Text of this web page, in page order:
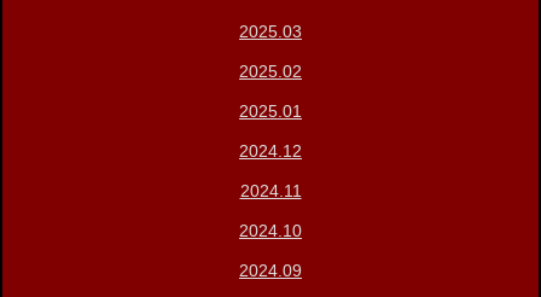
2025.03
2025.02
2025.01
2024.12
2024.11
2024.10
2024.09